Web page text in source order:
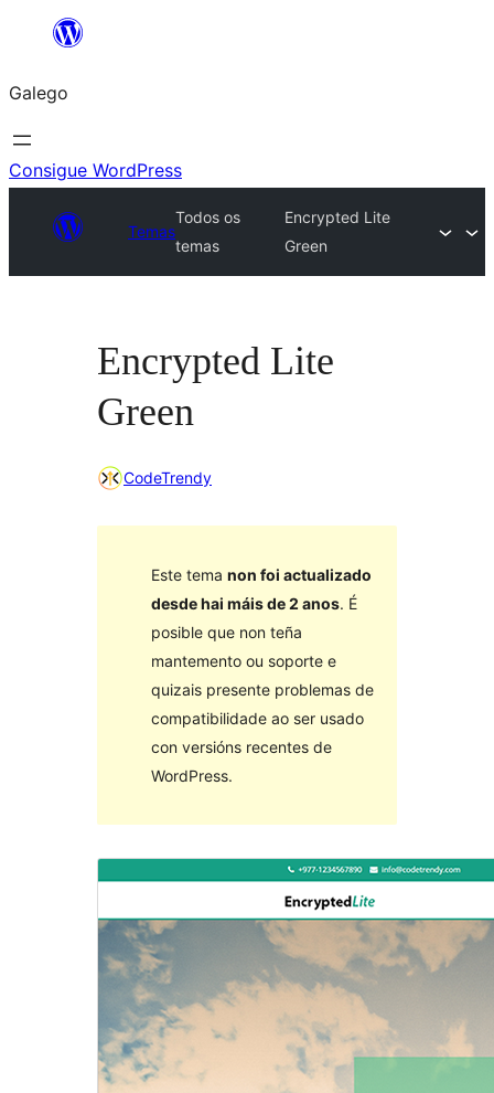
Saltar
contido
Galego
Consigue WordPress
Temas
Todos os
temas
Encrypted Lite
Green
Encrypted Lite
Green
CodeTrendy
Este tema non foi actualizado
desde hai máis de 2 anos. É
posible que non teña
mantemento ou soporte e
quizais presente problemas de
compatibilidade ao ser usado
con versións recentes de
WordPress.